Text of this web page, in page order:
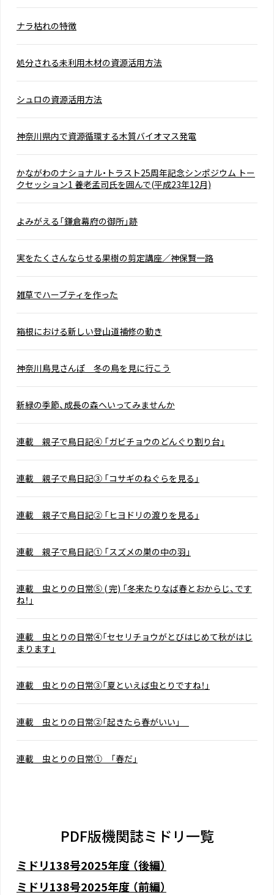
ナラ枯れの特徴
処分される未利用木材の資源活用方法
シュロの資源活用方法
神奈川県内で資源循環する木質バイオマス発電
かながわのナショナル・トラスト25周年記念シンポジウム トー
クセッション1 養老孟司氏を囲んで(平成23年12月)
よみがえる「鎌倉幕府の御所」跡
実をたくさんならせる果樹の剪定講座／神保賢一路
雑草でハーブティを作った
箱根における新しい登山道補修の動き
神奈川鳥見さんぽ 冬の鳥を見に行こう
新緑の季節、成長の森へいってみませんか
連載 親子で鳥日記④ 「ガビチョウのどんぐり割り台」
連載 親子で鳥日記③ 「コサギのねぐらを見る」
連載 親子で鳥日記② 「ヒヨドリの渡りを見る」
連載 親子で鳥日記① 「スズメの巣の中の羽」
連載 虫とりの日常⑤ ( 完) 「冬来たりなば春とおからじ、です
ね！」
連載 虫とりの日常④「セセリチョウがとびはじめて秋がはじ
まります」
連載 虫とりの日常③「夏といえば虫とりですね！」
連載 虫とりの日常②「起きたら春がいい」
連載 虫とりの日常① 「春だ」
PDF版機関誌ミドリ一覧
ミドリ138号2025年度 （後編）
ミドリ138号2025年度 （前編）